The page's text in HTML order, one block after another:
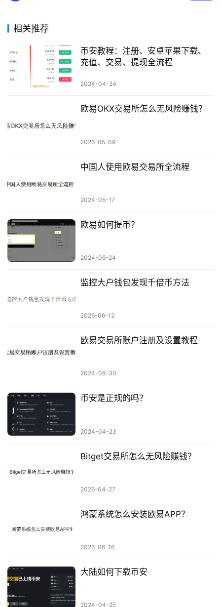
相关推荐
币安教程：注册、安卓苹果下载、
充值、交易、提现全流程
2024-04-24
欧易OKX交易所怎么无风险赚钱？
2026-05-09
中国人使用欧易交易所全流程
2024-05-17
欧易如何提币？
2024-06-24
监控大户钱包发现千倍币方法
2026-06-12
欧易交易所账户注册及设置教程
2024-08-30
币安是正规的吗？
2024-04-23
Bitget交易所怎么无风险赚钱？
2026-04-27
鸿蒙系统怎么安装欧易APP？
2026-06-16
大陆如何下载币安
2024-04-25